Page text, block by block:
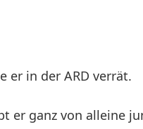
er in der ARD verrät.
er ganz von alleine